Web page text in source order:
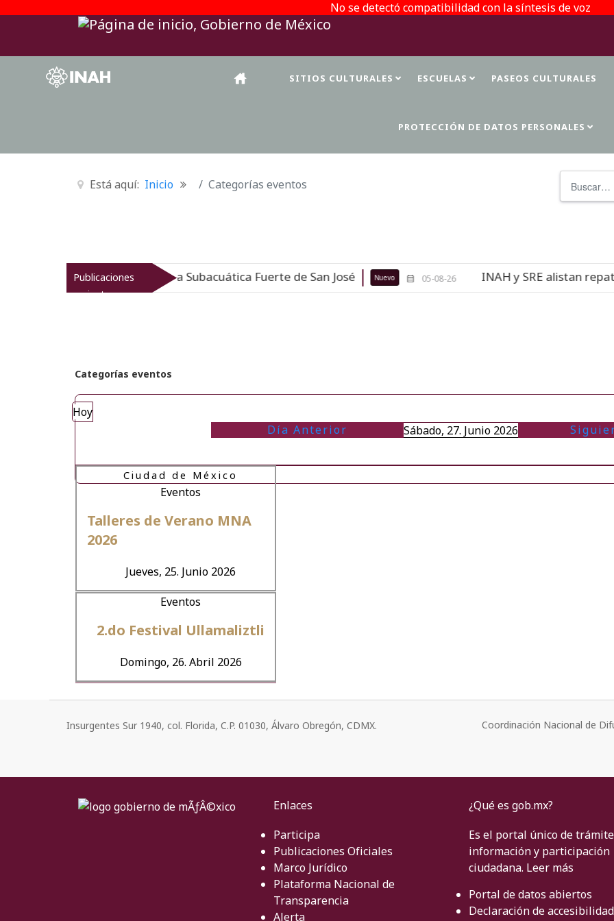
No se detectó compatibilidad con la síntesis de voz
SITIOS CULTURALES ESCUELAS PASEOS CULTURALES
PROTECCIÓN DE DATOS PERSONALES
Está aquí: Inicio Categorías eventos
Publicaciones
recientes
Museo de Arqueología Subacuática Fuerte de San José Nuevo 05-08-26 INAH y SRE alistan
Categorías eventos
Hoy
Día Anterior
Sábado, 27. Junio 2026
Jueves, 25. Junio 2026
Talleres de Verano MNA
2026
Eventos
Ciudad de México
Domingo, 26. Abril 2026
2.do Festival Ullamaliztli
Eventos
Insurgentes Sur 1940, col. Florida, C.P. 01030, Álvaro Obregón, CDMX.
Coordinación Nacional de
Enlaces
Participa
Publicaciones Oficiales
Marco Jurídico
Plataforma Nacional de
Transparencia
Alerta
¿Qué es gob.mx?
Es el portal único de
información y participación
ciudadana. Leer más
Portal de datos abiertos
Declaración de accesibilidad